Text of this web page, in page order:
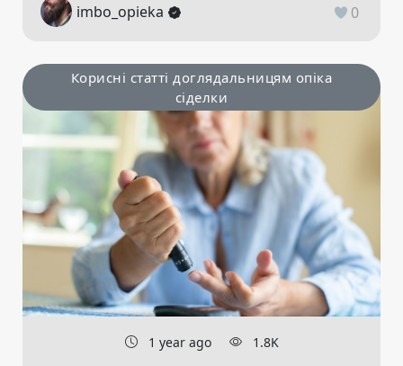
imbo_opieka 0
Корисні статті доглядальницям опіка
сіделки
1 year ago 1.8K